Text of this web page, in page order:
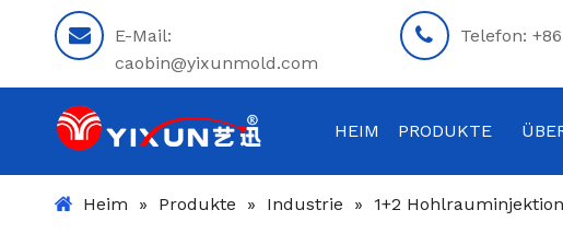
E-Mail:
caobin@yixunmold.com
Telefon:
HEIM PRODUKTE
Heim » Produkte » Industrie » 1+2